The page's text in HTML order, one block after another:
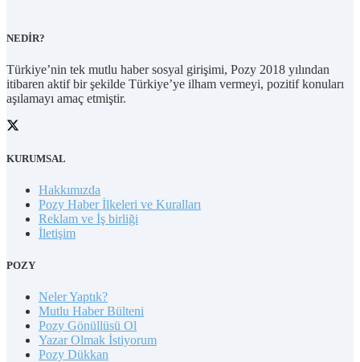
NEDİR?
Türkiye’nin tek mutlu haber sosyal girişimi, Pozy 2018 yılından
itibaren aktif bir şekilde Türkiye’ye ilham vermeyi, pozitif konuları
aşılamayı amaç etmiştir.
KURUMSAL
Hakkımızda
Pozy Haber İlkeleri ve Kuralları
Reklam ve İş birliği
İletişim
POZY
Neler Yaptık?
Mutlu Haber Bülteni
Pozy Gönüllüsü Ol
Yazar Olmak İstiyorum
Pozy Dükkan